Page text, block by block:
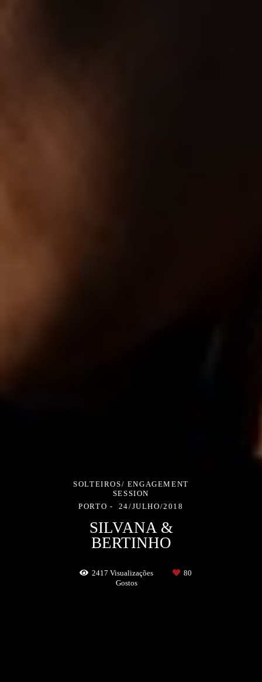
SOLTEIROS/ ENGAGEMENT
SESSION
PORTO
24/JULHO/2018
SILVANA &
BERTINHO
2417 Visualizações
80
Gostos